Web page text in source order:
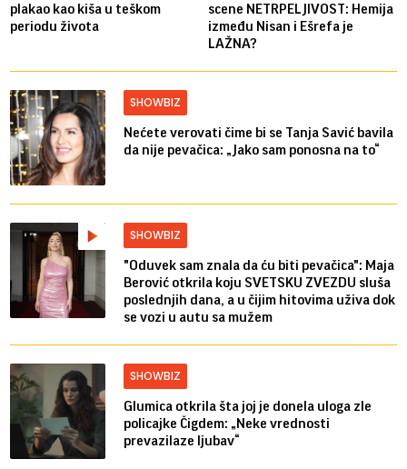
plakao kao kiša u teškom
periodu života
scene NETRPELJIVOST: Hemija
između Nisan i Ešrefa je
LAŽNA?
SHOWBIZ
Nećete verovati čime bi se Tanja Savić bavila
da nije pevačica: „Jako sam ponosna na to“
SHOWBIZ
"Oduvek sam znala da ću biti pevačica": Maja
Berović otkrila koju SVETSKU ZVEZDU sluša
poslednjih dana, a u čijim hitovima uživa dok
se vozi u autu sa mužem
SHOWBIZ
Glumica otkrila šta joj je donela uloga zle
policajke Čigdem: „Neke vrednosti
prevazilaze ljubav“